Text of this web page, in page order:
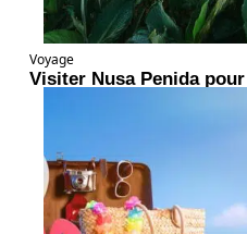
Voyage
Visiter Nusa Penida